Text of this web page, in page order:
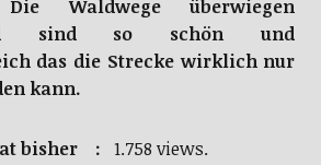
Die Waldwege überwiegen
sind so schön und
das die Strecke wirklich nur
kann.
bisher : 1.758 views.